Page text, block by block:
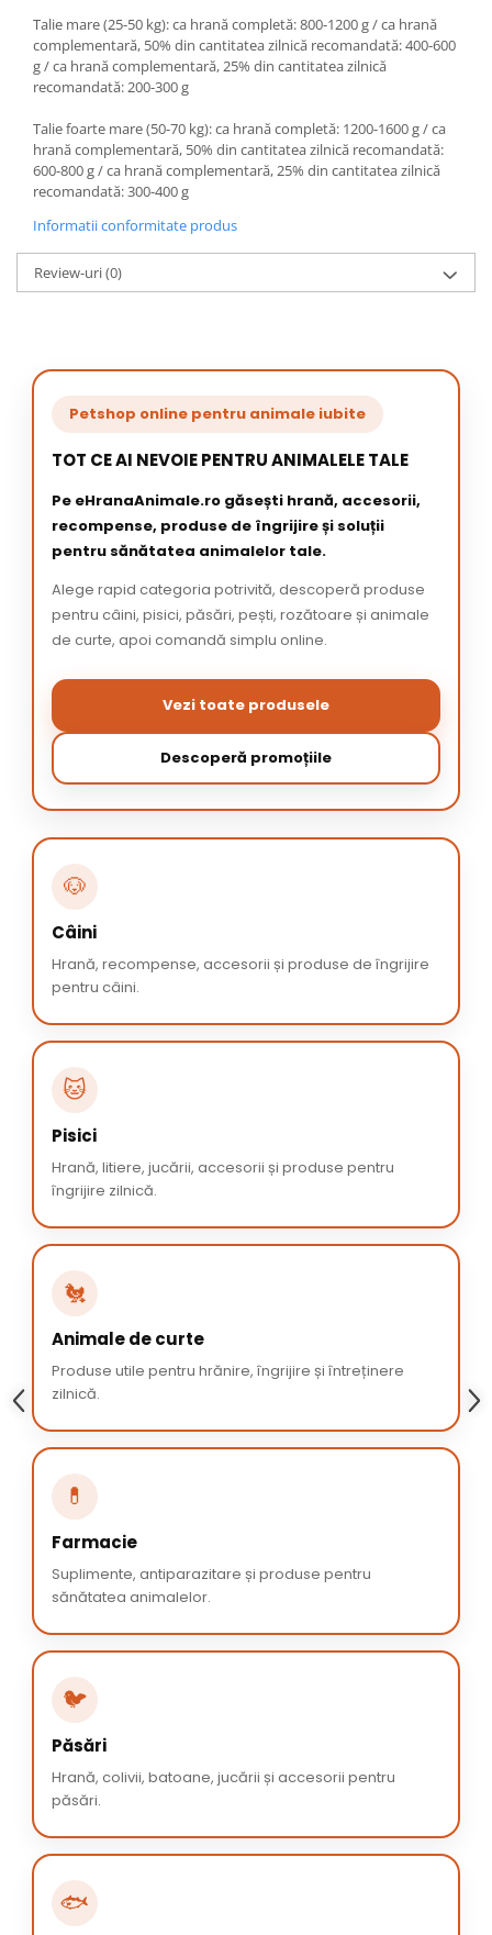
Talie mare (25-50 kg): ca hrană completă: 800-1200 g / ca hrană
complementară, 50% din cantitatea zilnică recomandată: 400-600
g / ca hrană complementară, 25% din cantitatea zilnică
recomandată: 200-300 g
Talie foarte mare (50-70 kg): ca hrană completă: 1200-1600 g / ca
hrană complementară, 50% din cantitatea zilnică recomandată:
600-800 g / ca hrană complementară, 25% din cantitatea zilnică
recomandată: 300-400 g
Informatii conformitate produs
Review-uri(0)
Petshop online pentru animale iubite
TOT CE AI NEVOIE PENTRU ANIMALELE TALE
Pe eHranaAnimale.ro găsești hrană, accesorii,
recompense, produse de îngrijire și soluții
pentru sănătatea animalelor tale.
Alege rapid categoria potrivită, descoperă produse
pentru câini, pisici, păsări, pești, rozătoare și animale
de curte, apoi comandă simplu online.
Vezi toate produsele
Descoperă promoțiile
🐶
Câini
Hrană, recompense, accesorii și produse de îngrijire
pentru câini.
🐱
Pisici
Hrană, litiere, jucării, accesorii și produse pentru
îngrijire zilnică.
🐔
Animale de curte
Produse utile pentru hrănire, îngrijire și întreținere
zilnică.
💊
Farmacie
Suplimente, antiparazitare și produse pentru
sănătatea animalelor.
🐦
Păsări
Hrană, colivii, batoane, jucării și accesorii pentru
păsări.
🐟